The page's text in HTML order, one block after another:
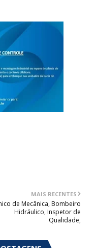
MAIS RECENTES
de Mecânica, Bombeiro
Hidráulico, Inspetor de
Qualidade,